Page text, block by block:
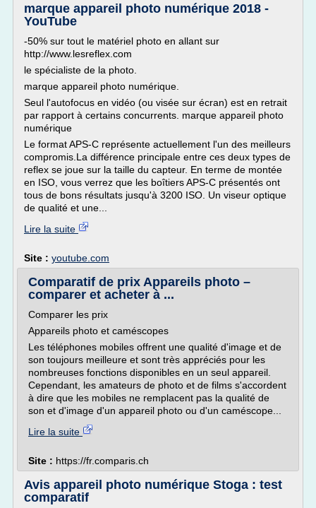
marque appareil photo numérique 2018 -
YouTube
-50% sur tout le matériel photo en allant sur
http://www.lesreflex.com
le spécialiste de la photo.
marque appareil photo numérique.
Seul l'autofocus en vidéo (ou visée sur écran) est en retrait
par rapport à certains concurrents. marque appareil photo
numérique
Le format APS-C représente actuellement l'un des meilleurs
compromis.La différence principale entre ces deux types de
reflex se joue sur la taille du capteur. En terme de montée
en ISO, vous verrez que les boîtiers APS-C présentés ont
tous de bons résultats jusqu'à 3200 ISO. Un viseur optique
de qualité et une...
Lire la suite
Site : youtube.com
Comparatif de prix Appareils photo –
comparer et acheter à ...
Comparer les prix
Appareils photo et caméscopes
Les téléphones mobiles offrent une qualité d'image et de
son toujours meilleure et sont très appréciés pour les
nombreuses fonctions disponibles en un seul appareil.
Cependant, les amateurs de photo et de films s'accordent
à dire que les mobiles ne remplacent pas la qualité de
son et d'image d'un appareil photo ou d'un caméscope...
Lire la suite
Site : https://fr.comparis.ch
Avis appareil photo numérique Stoga : test
comparatif